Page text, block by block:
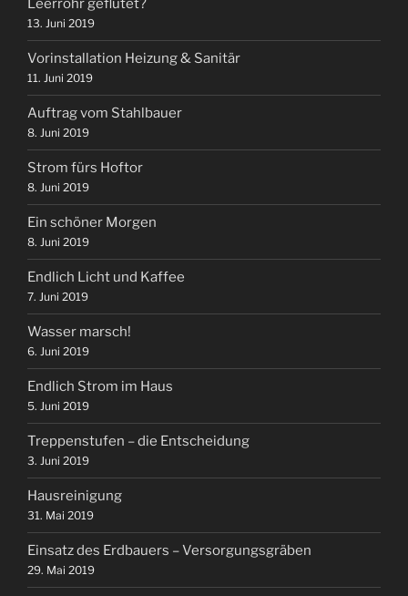
Leerrohr geflutet?
13. Juni 2019
Vorinstallation Heizung & Sanitär
11. Juni 2019
Auftrag vom Stahlbauer
8. Juni 2019
Strom fürs Hoftor
8. Juni 2019
Ein schöner Morgen
8. Juni 2019
Endlich Licht und Kaffee
7. Juni 2019
Wasser marsch!
6. Juni 2019
Endlich Strom im Haus
5. Juni 2019
Treppenstufen – die Entscheidung
3. Juni 2019
Hausreinigung
31. Mai 2019
Einsatz des Erdbauers – Versorgungsgräben
29. Mai 2019